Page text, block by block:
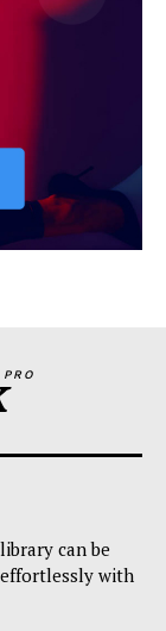
PRO
can be
effortlessly with